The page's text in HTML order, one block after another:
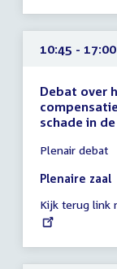
10:45 -
Debat over
schade in
vergadering
10:45
17:00
uur
Plenair debat
Plenaire zaal
Kijk terug link